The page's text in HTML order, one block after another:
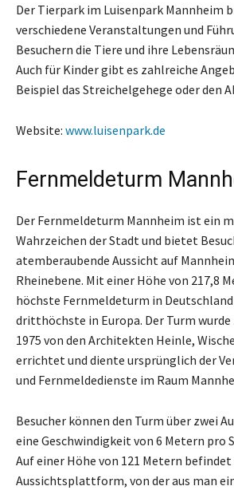
Der Tierpark im Luisenpark Mannheim
verschiedene Veranstaltungen und
Besuchern die Tiere und ihre
Auch für Kinder gibt es zahlreiche
Beispiel das Streichelgehege oder den
Website: www.luisenpark.de
Fernmeldeturm
Der Fernmeldeturm Mannheim ist ein
Wahrzeichen der Stadt und bietet
atemberaubende Aussicht auf
Rheinebene. Mit einer Höhe von 217,8
höchste Fernmeldeturm in Deutschland
dritthöchste in Europa. Der Turm wurde
1975 von den Architekten Heinle,
errichtet und diente ursprünglich der
und Fernmeldedienste im Raum
Besucher können den Turm über zwei
eine Geschwindigkeit von 6 Metern pro
Auf einer Höhe von 121 Metern befindet
Aussichtsplattform, von der aus man